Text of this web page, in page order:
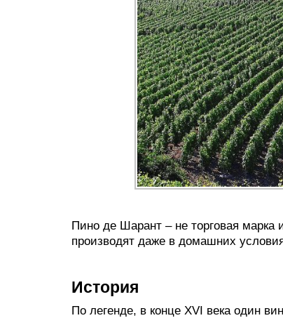
Пино де Шарант – не торговая марка
производят даже в домашних
История
По легенде, в конце XVI века один